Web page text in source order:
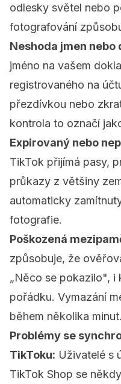
odlesky světel nebo
fotografování
Neshoda jmen nebo
jméno na vašem
registrovaného na
přezdívkou nebo
kontrola to označí
Expirovaný nebo
TikTok přijímá pasy,
průkazy z většiny
automaticky
fotografie.
Poškozená
způsobuje, že
„Něco se pokazilo",
pořádku. Vymazání
během několika minut.
Problémy se
TikToku: Uživatelé s
TikTok Shop se